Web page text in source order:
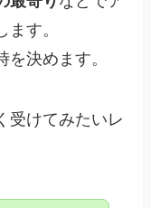
す。
決めます。
受けてみたいレ